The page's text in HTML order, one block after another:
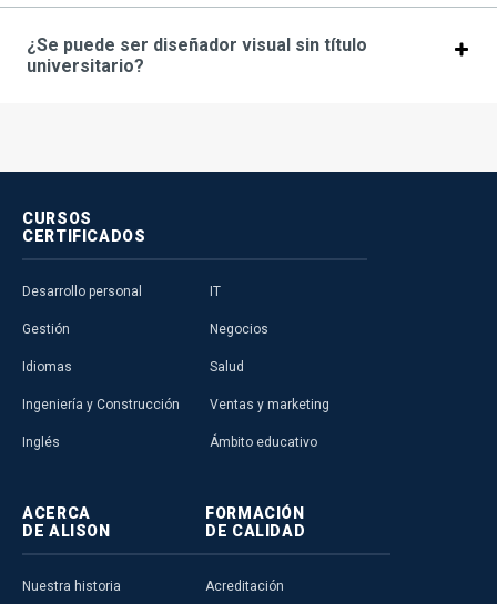
¿Se puede ser diseñador visual sin título
universitario?
CURSOS
CERTIFICADOS
Desarrollo personal
Gestión
Idiomas
Ingeniería y Construcción
Inglés
IT
Negocios
Salud
Ventas y marketing
Ámbito educativo
ACERCA
DE ALISON
Nuestra historia
FORMACIÓN
DE CALIDAD
Acreditación